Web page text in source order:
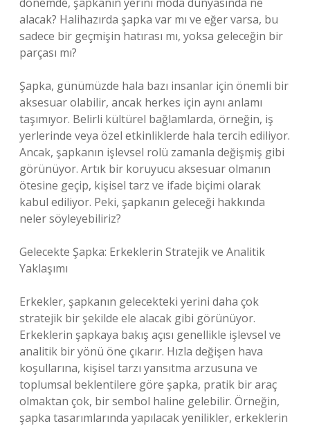
alacak? Halihazırda şapka var mı ve eğer varsa, bu
sadece bir geçmişin hatırası mı, yoksa geleceğin bir
parçası mı?
Şapka, günümüzde hala bazı insanlar için önemli bir
aksesuar olabilir, ancak herkes için aynı anlamı
taşımıyor. Belirli kültürel bağlamlarda, örneğin, iş
yerlerinde veya özel etkinliklerde hala tercih ediliyor.
Ancak, şapkanın işlevsel rolü zamanla değişmiş gibi
görünüyor. Artık bir koruyucu aksesuar olmanın
ötesine geçip, kişisel tarz ve ifade biçimi olarak
kabul ediliyor. Peki, şapkanın geleceği hakkında
neler söyleyebiliriz?
Gelecekte Şapka: Erkeklerin Stratejik ve Analitik
Yaklaşımı
Erkekler, şapkanın gelecekteki yerini daha çok
stratejik bir şekilde ele alacak gibi görünüyor.
Erkeklerin şapkaya bakış açısı genellikle işlevsel ve
analitik bir yönü öne çıkarır. Hızla değişen hava
koşullarına, kişisel tarzı yansıtma arzusuna ve
toplumsal beklentilere göre şapka, pratik bir araç
olmaktan çok, bir sembol haline gelebilir. Örneğin,
şapka tasarımlarında yapılacak yenilikler, erkeklerin